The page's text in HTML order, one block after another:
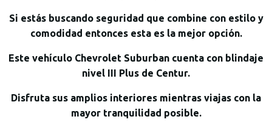
Si estás buscando seguridad que combine con estilo y
comodidad entonces esta es la mejor opción.
Este vehículo Chevrolet Suburban cuenta con blindaje
nivel III Plus de Centur.
Disfruta sus amplios interiores mientras viajas con la
mayor tranquilidad posible.